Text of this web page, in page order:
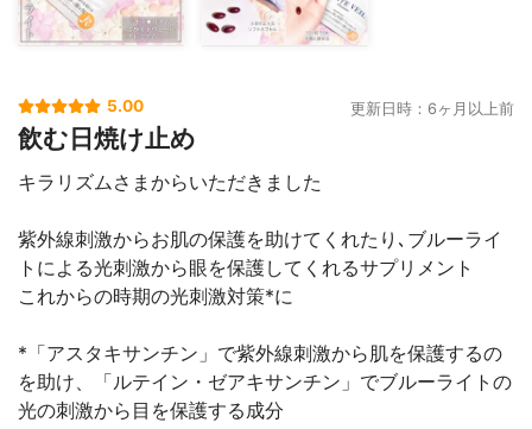
5.00 更新日時：6ヶ月以上前
飲む日焼け止め
キラリズムさまからいただきました
紫外線刺激からお肌の保護を助けてくれたり､ブルーライ
トによる光刺激から眼を保護してくれるサプリメント
これからの時期の光刺激対策*に
*「アスタキサンチン」で紫外線刺激から肌を保護するの
を助け、「ルテイン・ゼアキサンチン」でブルーライトの
光の刺激から目を保護する成分